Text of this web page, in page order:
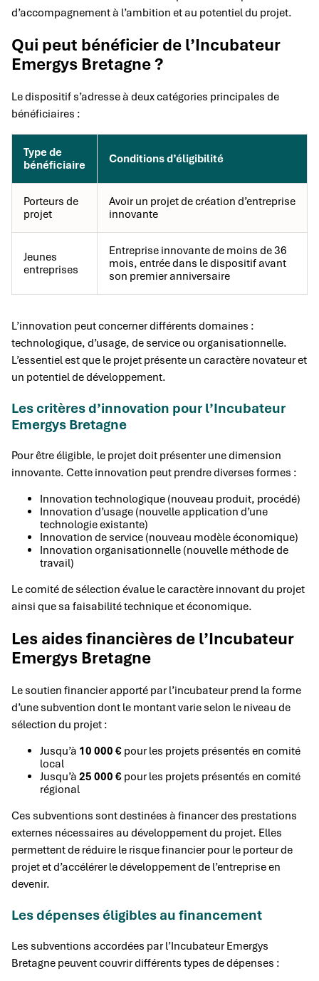
d’accompagnement à l’ambition et au potentiel du projet.
Qui peut bénéficier de l’Incubateur
Emergys Bretagne ?
Le dispositif s’adresse à deux catégories principales de
bénéficiaires :
Type de
bénéficiaire
Conditions d’éligibilité
Porteurs de
projet
Avoir un projet de création d’entreprise
innovante
Jeunes
entreprises
Entreprise innovante de moins de 36
mois, entrée dans le dispositif avant
son premier anniversaire
L’innovation peut concerner différents domaines :
technologique, d’usage, de service ou organisationnelle.
L’essentiel est que le projet présente un caractère novateur et
un potentiel de développement.
Les critères d’innovation pour l’Incubateur
Emergys Bretagne
Pour être éligible, le projet doit présenter une dimension
innovante. Cette innovation peut prendre diverses formes :
Innovation technologique (nouveau produit, procédé)
Innovation d’usage (nouvelle application d’une
technologie existante)
Innovation de service (nouveau modèle économique)
Innovation organisationnelle (nouvelle méthode de
travail)
Le comité de sélection évalue le caractère innovant du projet
ainsi que sa faisabilité technique et économique.
Les aides financières de l’Incubateur
Emergys Bretagne
Le soutien financier apporté par l’incubateur prend la forme
d’une subvention dont le montant varie selon le niveau de
sélection du projet :
Jusqu’à 10 000 € pour les projets présentés en comité
local
Jusqu’à 25 000 € pour les projets présentés en comité
régional
Ces subventions sont destinées à financer des prestations
externes nécessaires au développement du projet. Elles
permettent de réduire le risque financier pour le porteur de
projet et d’accélérer le développement de l’entreprise en
devenir.
Les dépenses éligibles au financement
Les subventions accordées par l’Incubateur Emergys
Bretagne peuvent couvrir différents types de dépenses :